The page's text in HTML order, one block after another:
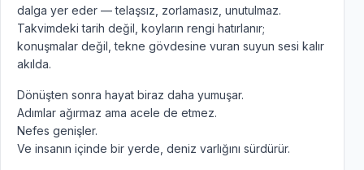
dalga yer eder — telaşsız, zorlamasız, unutulmaz.
Takvimdeki tarih değil, koyların rengi hatırlanır;
konuşmalar değil, tekne gövdesine vuran suyun sesi kalır
akılda.
Dönüşten sonra hayat biraz daha yumuşar.
Adımlar ağırmaz ama acele de etmez.
Nefes genişler.
Ve insanın içinde bir yerde, deniz varlığını sürdürür.